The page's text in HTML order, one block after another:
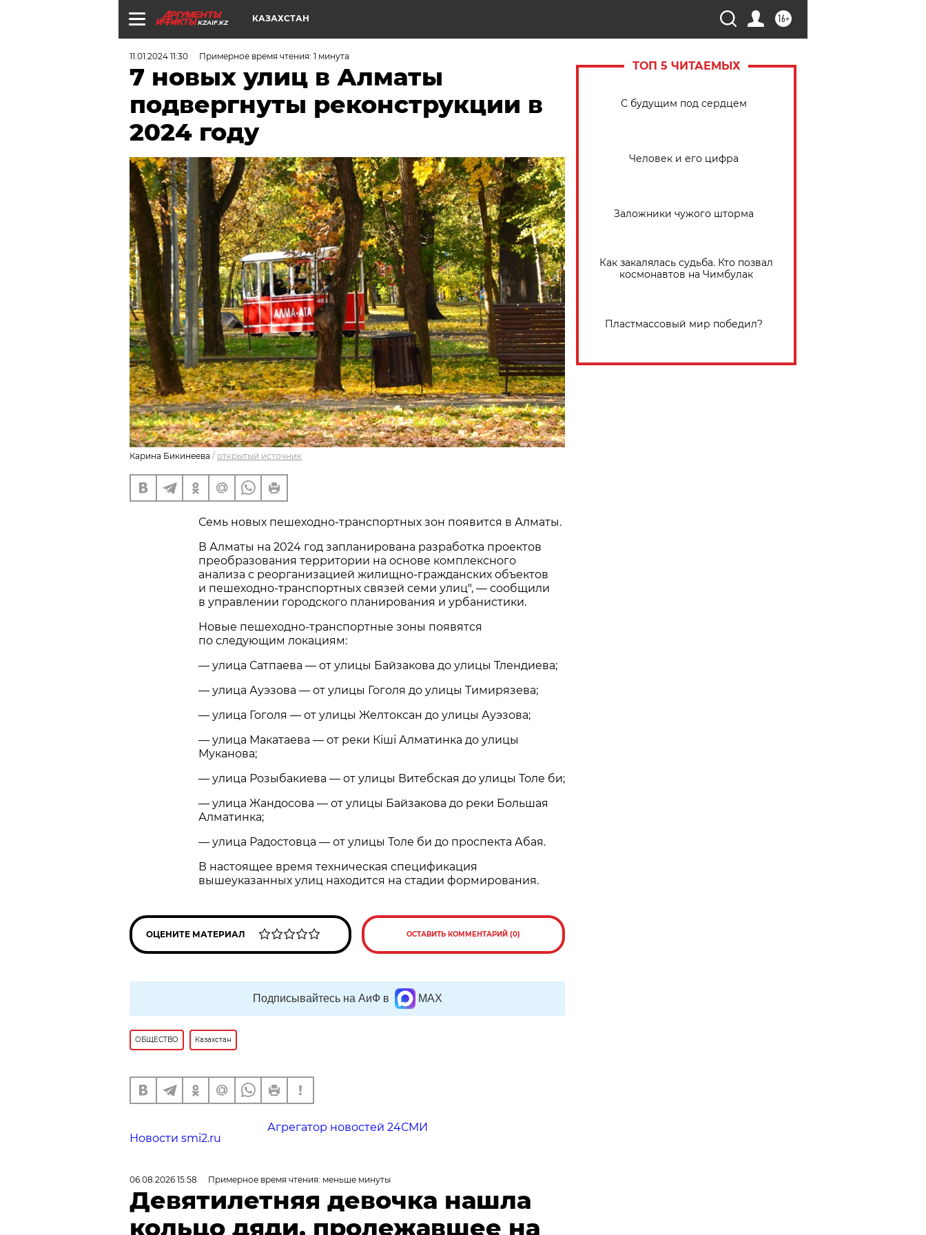
KZAIF.KZ 16+
КАЗАХСТАН
11.01.2024 11:30 Примерное время чтения: 1 минута
7 новых улиц в Алматы
подвергнуты реконструкции в
2024 году
Карина Бикинеева / открытый источник
Семь новых пешеходно-транспортных зон появится в Алматы.
В Алматы на 2024 год запланирована разработка проектов
преобразования территории на основе комплексного
анализа с реорганизацией жилищно-гражданских объектов
и пешеходно-транспортных связей семи улиц", — сообщили
в управлении городского планирования и урбанистики.
Новые пешеходно-транспортные зоны появятся
по следующим локациям:
— улица Сатпаева — от улицы Байзакова до улицы Тлендиева;
— улица Ауэзова — от улицы Гоголя до улицы Тимирязева;
— улица Гоголя — от улицы Желтоксан до улицы Ауэзова;
— улица Макатаева — от реки Кіші Алматинка до улицы
Муканова;
— улица Розыбакиева — от улицы Витебская до улицы Толе би;
— улица Жандосова — от улицы Байзакова до реки Большая
Алматинка;
— улица Радостовца — от улицы Толе би до проспекта Абая.
В настоящее время техническая спецификация
вышеуказанных улиц находится на стадии формирования.
ОЦЕНИТЕ МАТЕРИАЛ ОСТАВИТЬ КОММЕНТАРИЙ (0)
Подписывайтесь на АиФ в MAX
ОБЩЕСТВО Казахстан
Агрегатор новостей 24СМИ
Новости smi2.ru
ТОП 5 ЧИТАЕМЫХ
С будущим под сердцем
Человек и его цифра
Заложники чужого шторма
Как закалялась судьба. Кто позвал
космонавтов на Чимбулак
Пластмассовый мир победил?
06.08.2026 15:58 Примерное время чтения: меньше минуты
Девятилетняя девочка нашла
кольцо дяди, пролежавшее на